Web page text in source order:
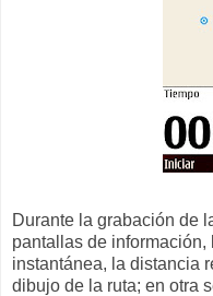
Durante la grabación de
pantallas de
instantánea, la distancia
dibujo de la ruta; en otra